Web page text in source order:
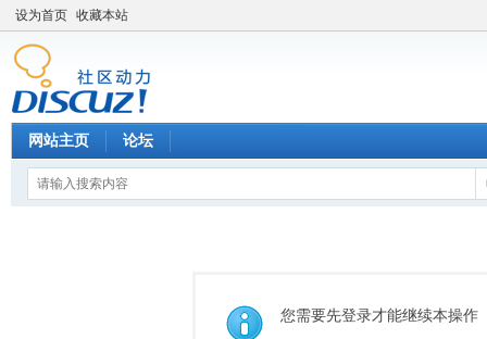
设为首页 收藏本站
网站主页 论坛
您需要先登录才能继续本操作